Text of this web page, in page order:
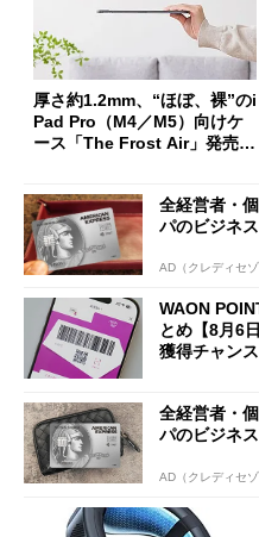
厚さ約1.2mm、“ほぼ、裸”のi
Pad Pro（M4／M5）向けケ
ース「The Frost Air」発売
全経営者・
パのビジネス
AD（クレディセゾ
WAON
とめ【8月6
獲得チャン
全経営者・
パのビジネス
AD（クレディセゾ